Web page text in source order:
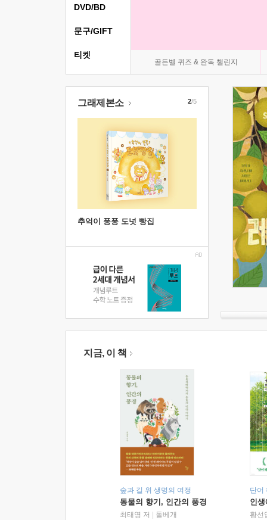
골든벨 퀴즈 & 완독 챌린지
DVD/BD
문구/GIFT
티켓
그래제본소
추억이 퐁퐁 도넛 빵집
2/5
지금, 이 책
숲과 길 위 생명의 여정
동물의 향기, 인간의 풍경
최태영 저
돌베개
단어
인
황선